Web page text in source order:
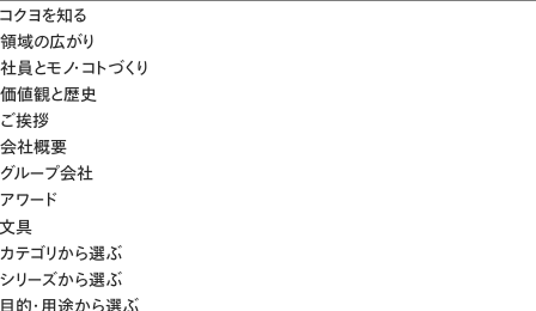
コクヨを知る
領域の広がり
社員とモノ・コトづくり
価値観と歴史
ご挨拶
会社概要
グループ会社
アワード
文具
カテゴリから選ぶ
シリーズから選ぶ
目的・用途から選ぶ